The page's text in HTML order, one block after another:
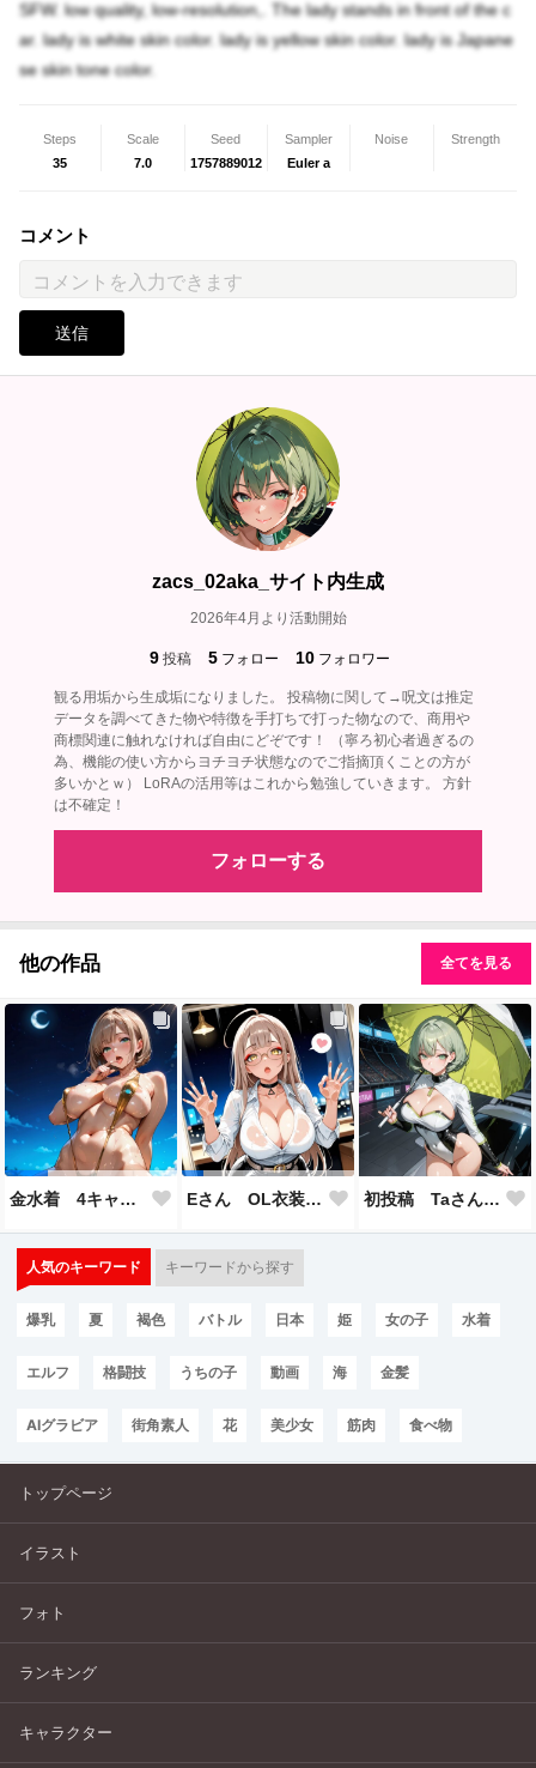
SFW. low quality, low-resolution,. The lady stands in front of the c
ar. lady is white skin color. lady is yellow skin color. lady is Japane
se skin tone color.
Steps
35
Scale
7.0
Seed
1757889012
Sampler
Euler a
Noise Strength
コメント
送信
zacs_02aka_サイト内生成
2026年4月より活動開始
9 投稿 5 フォロー 10 フォロワー
観る用垢から生成垢になりました。 投稿物に関して→呪文は推定
データを調べてきた物や特徴を手打ちで打った物なので、商用や
商標関連に触れなければ自由にどぞです！ （寧ろ初心者過ぎるの
為、機能の使い方からヨチヨチ状態なのでご指摘頂くことの方が
多いかとｗ） LoRAの活用等はこれから勉強していきます。 方針
は不確定！
フォローする
他の作品 全てを見る
金水着 4キャラ分 スリングショット水着 Mちゃん Rさん Eさん Tさん Eさん OL衣装 ガラス張り付き 初投稿 Taさん RQ風衣装
人気のキーワード キーワードから探す
爆乳 夏 褐色 バトル 日本 姫 女の子 水着
エルフ 格闘技 うちの子 動画 海 金髪
AIグラビア 街角素人 花 美少女 筋肉 食べ物
トップページ
イラスト
フォト
ランキング
キャラクター